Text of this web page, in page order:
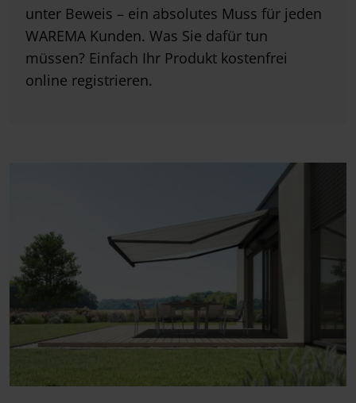
unter Beweis – ein absolutes Muss für jeden
WAREMA Kunden. Was Sie dafür tun
müssen? Einfach Ihr Produkt kostenfrei
online registrieren.